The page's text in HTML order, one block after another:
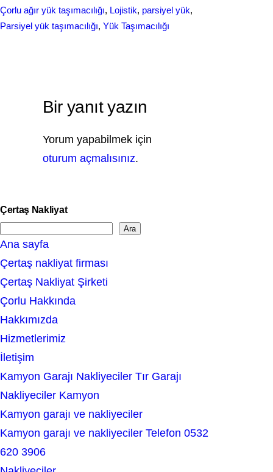
o
d
r
e
Çorlu ağır yük taşımacılığı, Lojistik, parsiyel yük
Parsiyel yük taşımacılığı, Yük Taşımacılığı
Bir yanıt yazın
Yorum yapabilmek için
oturum açmalısınız.
Çertaş Nakliyat
e
a
r
c
h
Ara
Ana sayfa
Çertaş nakliyat firması
Çertaş Nakliyat Şirketi
Çorlu Hakkında
Hakkımızda
Hizmetlerimiz
İletişim
Kamyon Garajı Nakliyeciler Tır Garajı
Nakliyeciler Kamyon
Kamyon garajı ve nakliyeciler
Kamyon garajı ve nakliyeciler Telefon 0532
620 3906